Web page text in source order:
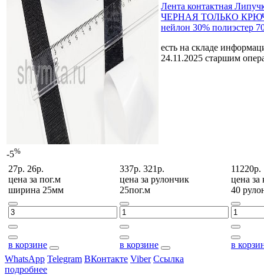
-5%
Лента контактная
ЧЕРНАЯ ТОЛЬКО
нейлон 30% полиэстер
есть на складе
24.11.2025 старшим
27р. 26р.
цена за пог.м
ширина 25мм
в корзине
337р. 321р.
цена за рулончик
25пог.м
в корзине
11220р.
цена за
40
в
WhatsApp Telegram ВКонтакте Viber Ссылка
подробнее